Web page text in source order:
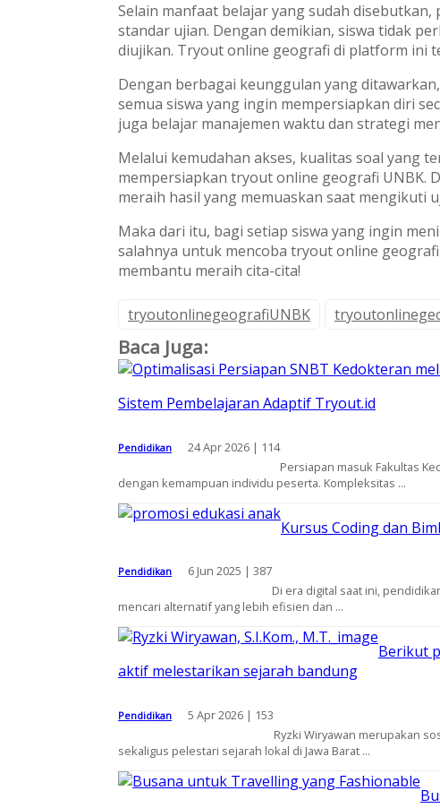
Selain manfaat belajar yang sudah
standar ujian. Dengan demikian, siswa tidak
diujikan. Tryout online geografi di platform ini
Dengan berbagai keunggulan yang
semua siswa yang ingin mempersiapkan diri
juga belajar manajemen waktu dan strategi
Melalui kemudahan akses, kualitas soal yang
mempersiapkan tryout online geografi UNBK.
meraih hasil yang memuaskan saat mengikuti
Maka dari itu, bagi setiap siswa yang ingin
salahnya untuk mencoba tryout online
membantu meraih cita-cita!
tryoutonlinegeografiUNBK
Baca Juga:
Sistem Pembelajaran Adaptif Tryout.id
Pendidikan 24 Apr 2026 | 114
Persiapan masuk Fakultas
dengan kemampuan individu peserta. Kompleksitas ...
Kursus Coding dan
Pendidikan 6 Jun 2025 | 387
Di era digital saat ini,
mencari alternatif yang lebih efisien dan ...
Berikut
aktif melestarikan sejarah bandung
Pendidikan 5 Apr 2026 | 153
Ryzki Wiryawan merupakan
sekaligus pelestari sejarah lokal di Jawa Barat ...